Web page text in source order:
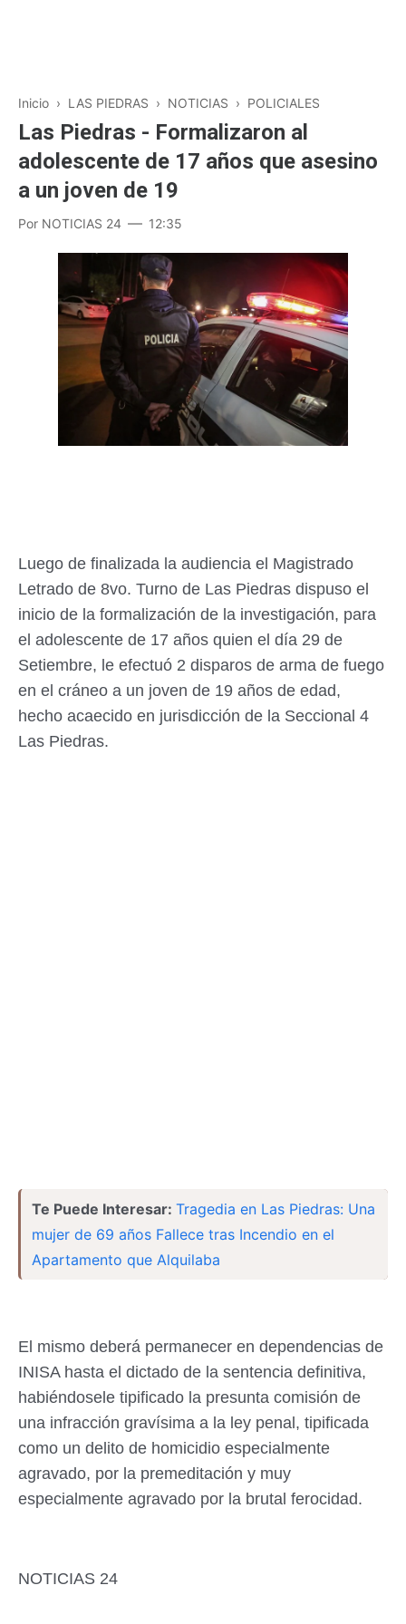
Inicio › LAS PIEDRAS › NOTICIAS › POLICIALES
Las Piedras - Formalizaron al
adolescente de 17 años que asesino
a un joven de 19
Por NOTICIAS 24 12:35
Luego de finalizada la audiencia el Magistrado
Letrado de 8vo. Turno de Las Piedras dispuso el
inicio de la formalización de la investigación, para
el adolescente de 17 años quien el día 29 de
Setiembre, le efectuó 2 disparos de arma de fuego
en el cráneo a un joven de 19 años de edad,
hecho acaecido en jurisdicción de la Seccional 4
Las Piedras.
Te Puede Interesar: Tragedia en Las Piedras: Una
mujer de 69 años Fallece tras Incendio en el
Apartamento que Alquilaba
El mismo deberá permanecer en dependencias de
INISA hasta el dictado de la sentencia definitiva,
habiéndosele tipificado la presunta comisión de
una infracción gravísima a la ley penal, tipificada
como un delito de homicidio especialmente
agravado, por la premeditación y muy
especialmente agravado por la brutal ferocidad.
NOTICIAS 24